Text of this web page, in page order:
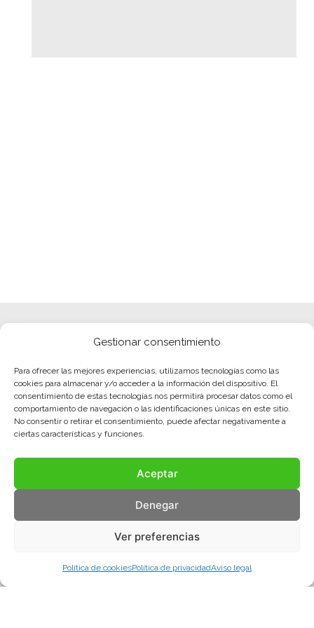
Gestionar consentimiento
Para ofrecer las mejores experiencias, utilizamos tecnologías como las
cookies para almacenar y/o acceder a la información del dispositivo. El
consentimiento de estas tecnologías nos permitirá procesar datos como el
comportamiento de navegación o las identificaciones únicas en este sitio.
No consentir o retirar el consentimiento, puede afectar negativamente a
ciertas características y funciones.
Aceptar
Denegar
Ver preferencias
Política de cookiesPolítica de privacidadAviso legal